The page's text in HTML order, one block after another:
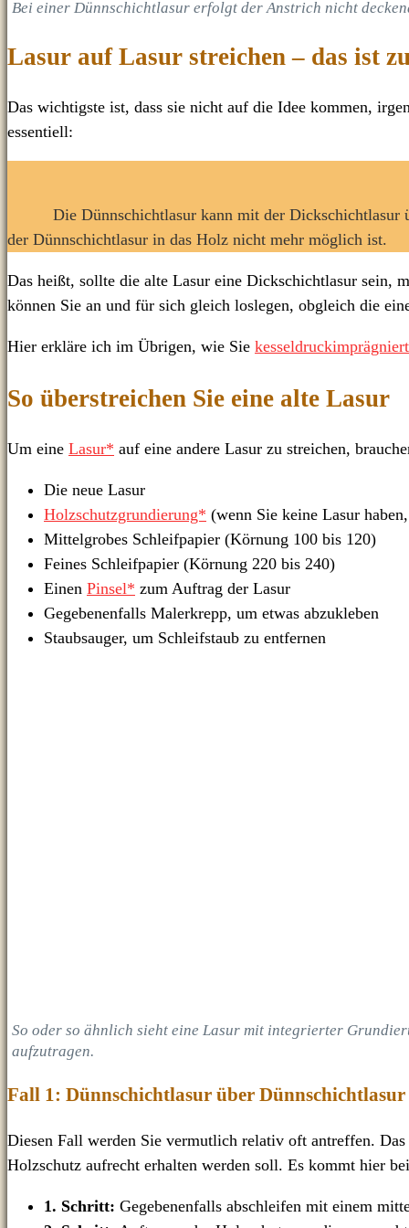
Bei einer Dünnschichtlasur erfolgt der Anstrich nicht
Lasur auf Lasur streichen – das ist
Das wichtigste ist, dass sie nicht auf die Idee kommen,
essentiell:
Die Dünnschichtlasur kann mit der Dickschichtlasur
der Dünnschichtlasur in das Holz nicht mehr möglich ist.
Das heißt, sollte die alte Lasur eine Dickschichtlasur sein,
können Sie an und für sich gleich loslegen, obgleich die
Hier erkläre ich im Übrigen, wie Sie
So überstreichen Sie eine alte Lasur
Um eine Lasur* auf eine andere Lasur zu streichen,
Die neue Lasur
Holzschutzgrundierung* (wenn Sie keine Lasur
Mittelgrobes Schleifpapier (Körnung 100 bis 120)
Feines Schleifpapier (Körnung 220 bis 240)
Einen Pinsel* zum Auftrag der Lasur
Gegebenenfalls Malerkrepp, um etwas abzukleben
Staubsauger, um Schleifstaub zu entfernen
So oder so ähnlich sieht eine Lasur mit integrierter
aufzutragen.
Fall 1: Dünnschichtlasur über Dünnschichtlasur
Diesen Fall werden Sie vermutlich relativ oft antreffen.
Holzschutz aufrecht erhalten werden soll. Es kommt hier
1. Schritt: Gegebenenfalls abschleifen mit einem